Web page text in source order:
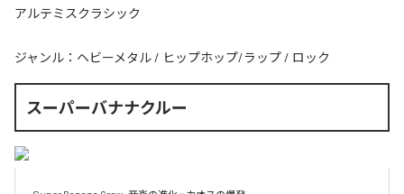
アルテミスクラシック
ジャンル： ヘビーメタル / ヒップホップ/ラップ / ロック
スーパーバナナクルー